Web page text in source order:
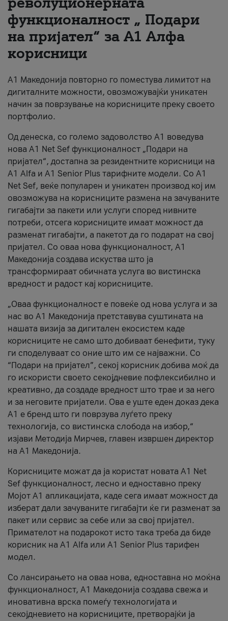
За нас
#ПодобарОнлајн
функционалност „ Подари
на пријател“ за А1 Алфа
корисници
А1 Македонија повторно го поместува лимитот на
дигиталните можности, овозможувајќи уникатен
начин за поврзување на корисниците преку своето
портфолио.
Од денеска, со големо задоволство А1 воведува
нова A1 Net Sef функционалност „Подари на
пријател“, достапна за резидентните корисници на
А1 Alfa и A1 Senior Plus тарифните модели. Со A1
Net Sef, веќе популарен и уникатен производ кој им
овозможува на корисниците размена на зачуваните
гигабајти за пакети или услуги според нивните
потреби, отсега корисниците имаат можност да
разменат гигабајти, а пакетот да го подарат на свој
пријател. Со оваа нова функционалност, А1
Македонија создава искуства што ја
трансформираат обичната услуга во вистинска
вредност и радост кај корисниците.
„Оваа функционалност е повеќе од нова услуга и за
нас во А1 Македонија претставува суштината на
нашата визија за дигитален екосистем каде
корисниците не само што добиваат бенефити, туку
ги споделуваат со оние што им се најважни. Со
“Подари на пријател”, секој корисник добива моќ да
го искористи своето секојдневие пофлексибилно и
креативно, да создаде вредност што трае и за него
и за неговите пријатели. Ова е уште еден доказ дека
А1 е бренд што ги поврзува луѓето преку
технологија, со вистинска слобода на избор,“
изјави Методија Мирчев, главен извршен директор
на А1 Македонија.
Корисниците можат да ја користат новата А1 Net
Sef функционалност, лесно и едноставно преку
Мојот А1 апликацијата, каде сега имаат можност да
изберат дали зачуваните гигабајти ќе ги разменат за
пакет или сервис за себе или за свој пријател.
Примателот на подарокот исто така треба да биде
корисник на А1 Alfa или A1 Senior Plus тарифен
модел.
Со лансирањето на оваа нова, едноставна но моќна
функционалност, А1 Македонија создава свежа и
иновативна врска помеѓу технологијата и
секојдневието на корисниците, претворајќи ја